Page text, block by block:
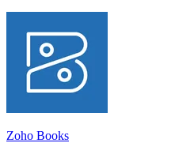
Zoho Books